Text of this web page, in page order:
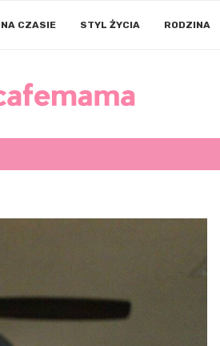
NA CZASIE STYL ŻYCIA RODZINA